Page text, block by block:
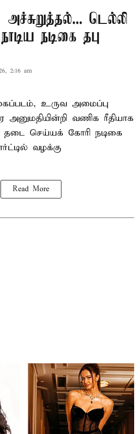
டெல்லி
நடிகை தபு
2:16 am
உருவ அமைப்பு
அனுமதியின்றி வணிக ரீதியாக
தடை செய்யக் கோரி நடிகை
வழக்கு
Read More